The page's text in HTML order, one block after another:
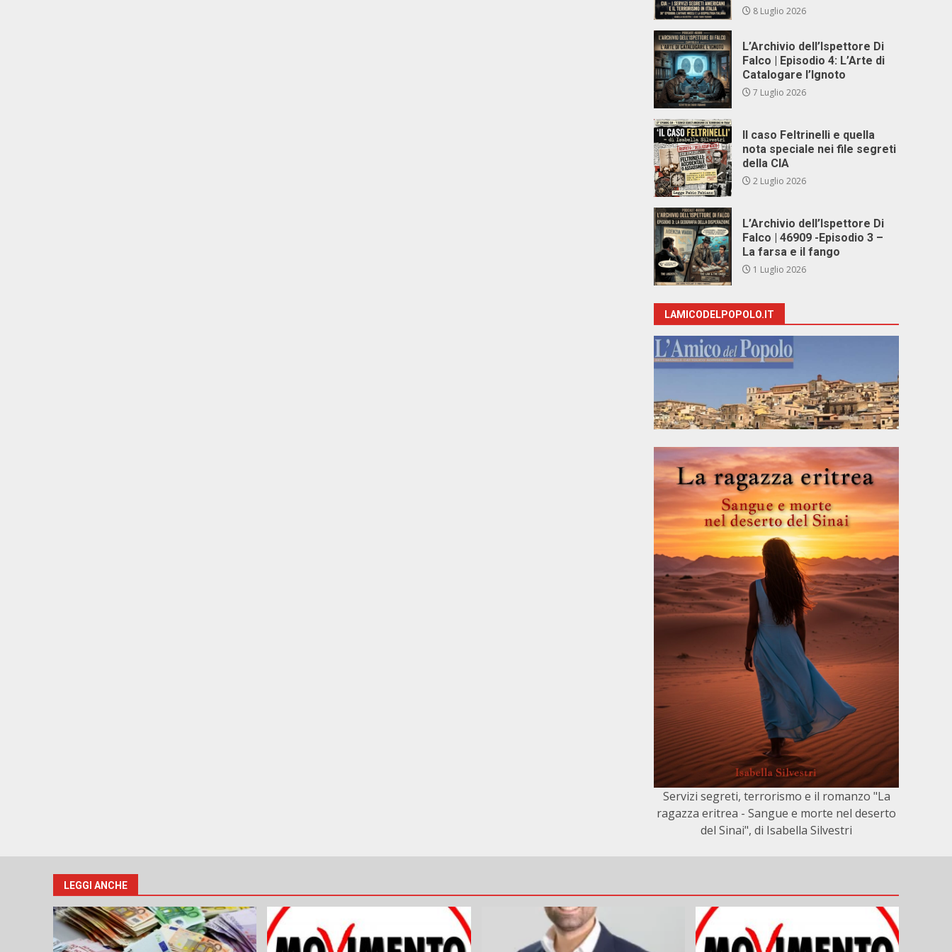
8 Luglio 2026
L’Archivio dell’Ispettore Di
Falco | Episodio 4: L’Arte di
Catalogare l’Ignoto
7 Luglio 2026
Il caso Feltrinelli e quella
nota speciale nei file segreti
della CIA
2 Luglio 2026
L’Archivio dell’Ispettore Di
Falco | 46909 -Episodio 3 –
La farsa e il fango
1 Luglio 2026
LAMICODELPOPOLO.IT
Servizi segreti, terrorismo e il romanzo "La
ragazza eritrea - Sangue e morte nel deserto
del Sinai", di Isabella Silvestri
LEGGI ANCHE